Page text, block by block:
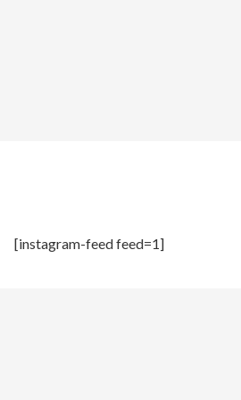
[instagram-feed feed=1]